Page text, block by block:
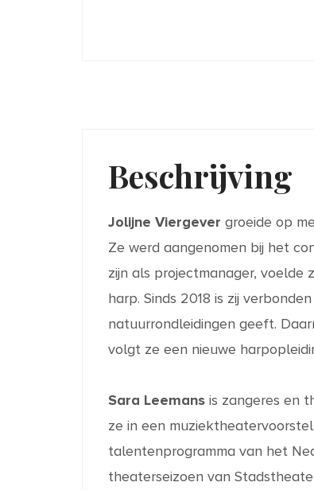
Beschrijving
Jolijne Viergever groeide op
Ze werd aangenomen bij het
zijn als projectmanager,
harp. Sinds 2018 is zij
natuurrondleidingen geeft.
volgt ze een nieuwe
Sara Leemans is zangeres en
ze in een
talentenprogramma van het
theaterseizoen van